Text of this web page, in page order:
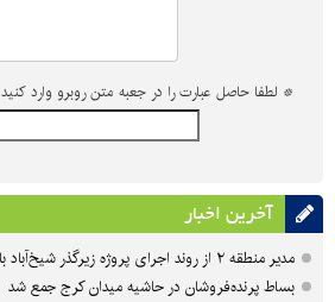
* لطفا حاصل عبارت را در جعبه متن روبرو وارد کنید
آخرین اخبار
مدیر منطقه ۲ از روند اجرای پروژه زیرگذر شیخ‌آباد بازدید کرد
بساط پرنده‌فروشان در حاشیه میدان کرج جمع شد